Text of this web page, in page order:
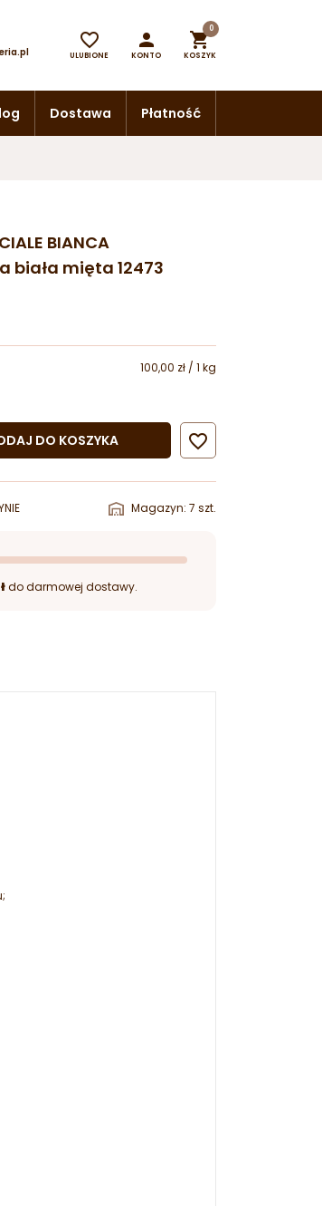

ULUBIONE

KONTO

0
KOSZYK
Dostawa Płatność
BIANCA
biała mięta 12473
100,00 zł / 1 kg
DO KOSZYKA 
Magazyn: 7 szt.
do darmowej dostawy.